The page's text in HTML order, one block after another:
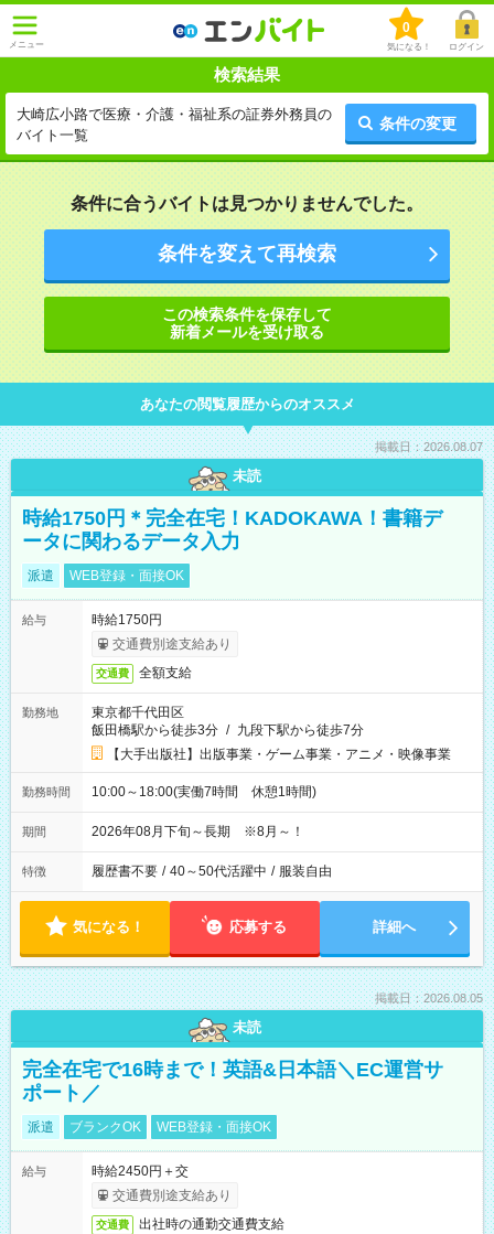
メニュー
0
気になる！ ログイン
検索結果
大崎広小路で医療・介護・福祉系の証券外務員の
バイト一覧
条件の変更
条件に合うバイトは見つかりませんでした。
条件を変えて再検索
この検索条件を保存して
新着メールを受け取る
あなたの閲覧履歴からのオススメ
掲載日：2026.08.07
未読
時給1750円＊完全在宅！KADOKAWA！書籍デ
ータに関わるデータ入力
派遣 WEB登録・面接OK
給与
時給1750円
交通費別途支給あり
交通費 全額支給
勤務地
東京都千代田区
飯田橋駅から徒歩3分 / 九段下駅から徒歩7分
【大手出版社】出版事業・ゲーム事業・アニメ・映像事業
勤務時間 10:00～18:00(実働7時間 休憩1時間)
期間 2026年08月下旬～長期 ※8月～！
特徴 履歴書不要 / 40～50代活躍中 / 服装自由
気になる！ 応募する 詳細へ
掲載日：2026.08.05
未読
完全在宅で16時まで！英語&日本語＼EC運営サ
ポート／
派遣 ブランクOK WEB登録・面接OK
給与
時給2450円＋交
交通費別途支給あり
交通費 出社時の通勤交通費支給